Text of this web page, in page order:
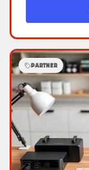
PARTNER